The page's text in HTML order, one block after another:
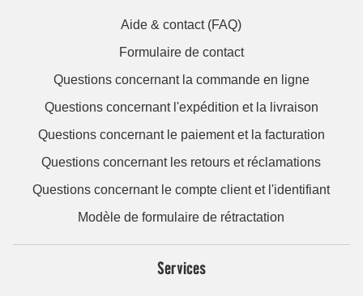
Aide & contact (FAQ)
Formulaire de contact
Questions concernant la commande en ligne
Questions concernant l'expédition et la livraison
Questions concernant le paiement et la facturation
Questions concernant les retours et réclamations
Questions concernant le compte client et l'identifiant
Modèle de formulaire de rétractation
Services